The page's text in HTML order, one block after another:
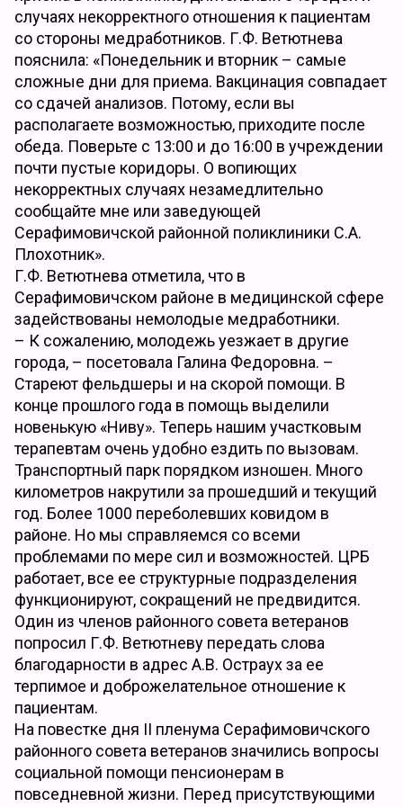
случаях некорректного отношения к пациентам
со стороны медработников. Г.Ф. Ветютнева
пояснила: «Понедельник и вторник – самые
сложные дни для приема. Вакцинация совпадает
со сдачей анализов. Потому, если вы
располагаете возможностью, приходите после
обеда. Поверьте с 13:00 и до 16:00 в учреждении
почти пустые коридоры. О вопиющих
некорректных случаях незамедлительно
сообщайте мне или заведующей
Серафимовичской районной поликлиники С.А.
Плохотник».
Г.Ф. Ветютнева отметила, что в
Серафимовичском районе в медицинской сфере
задействованы немолодые медработники.
– К сожалению, молодежь уезжает в другие
города, – посетовала Галина Федоровна. –
Стареют фельдшеры и на скорой помощи. В
конце прошлого года в помощь выделили
новенькую «Ниву». Теперь нашим участковым
терапевтам очень удобно ездить по вызовам.
Транспортный парк порядком изношен. Много
километров накрутили за прошедший и текущий
год. Более 1000 переболевших ковидом в
районе. Но мы справляемся со всеми
проблемами по мере сил и возможностей. ЦРБ
работает, все ее структурные подразделения
функционируют, сокращений не предвидится.
Один из членов районного совета ветеранов
попросил Г.Ф. Ветютневу передать слова
благодарности в адрес А.В. Остраух за ее
терпимое и доброжелательное отношение к
пациентам.
На повестке дня II пленума Серафимовичского
районного совета ветеранов значились вопросы
социальной помощи пенсионерам в
повседневной жизни. Перед присутствующими